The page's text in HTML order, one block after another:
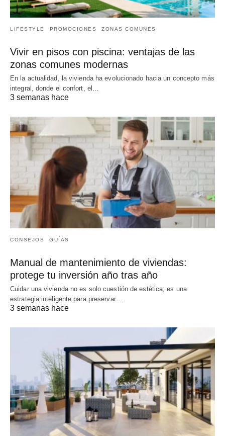
LIFESTYLE PROMOCIONES ZONAS COMUNES
Vivir en pisos con piscina: ventajas de las
zonas comunes modernas
En la actualidad, la vivienda ha evolucionado hacia un concepto más
integral, donde el confort, el…
3 semanas hace
CONSEJOS GUÍAS
Manual de mantenimiento de viviendas:
protege tu inversión año tras año
Cuidar una vivienda no es solo cuestión de estética; es una
estrategia inteligente para preservar…
3 semanas hace